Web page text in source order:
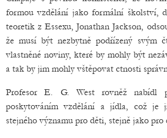
formou vzdělání jako formální školství,
teoretik z Essexu, Jonathan Jackson,
že musí být nezbytně podřízený svým
vlastněné noviny, které by mohly být
a tak by jim mohly vštěpovat ctnosti
Profesor E. G. West rovněž nabídl
poskytováním vzdělání a jídla, což je
stejného významu pro děti, stejně jako pro